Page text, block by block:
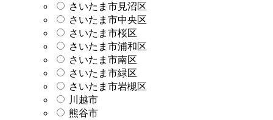
さいたま市見沼区
さいたま市中央区
さいたま市桜区
さいたま市浦和区
さいたま市南区
さいたま市緑区
さいたま市岩槻区
川越市
熊谷市